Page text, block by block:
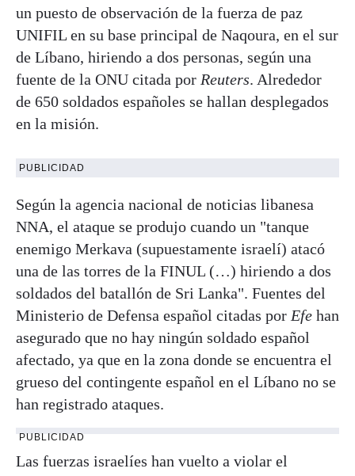
un puesto de observación de la fuerza de paz
UNIFIL en su base principal de Naqoura, en el sur
de Líbano, hiriendo a dos personas, según una
fuente de la ONU citada por Reuters. Alrededor
de 650 soldados españoles se hallan desplegados
en la misión.
PUBLICIDAD
Según la agencia nacional de noticias libanesa
NNA, el ataque se produjo cuando un "tanque
enemigo Merkava (supuestamente israelí) atacó
una de las torres de la FINUL (…) hiriendo a dos
soldados del batallón de Sri Lanka". Fuentes del
Ministerio de Defensa español citadas por Efe han
asegurado que no hay ningún soldado español
afectado, ya que en la zona donde se encuentra el
grueso del contingente español en el Líbano no se
han registrado ataques.
PUBLICIDAD
Las fuerzas israelíes han vuelto a violar el